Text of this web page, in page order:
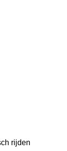
rijden